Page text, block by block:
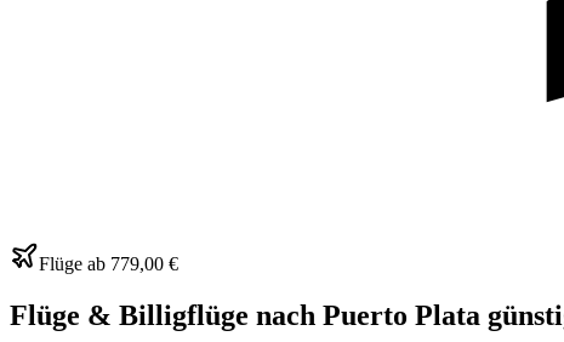
Flüge ab 779,00 €
Flüge & Billigflüge nach Puerto Plata